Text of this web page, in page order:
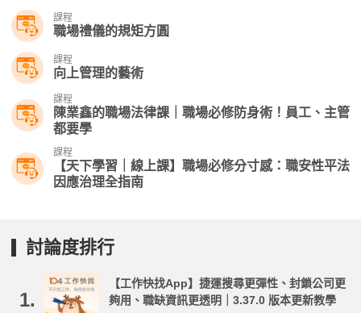
課程
職場禮儀的規矩方圓
課程
向上管理的藝術
課程
陳業鑫的職場法律課｜職場必修防身術！員工、主管
都要學
課程
【天下學習｜線上課】職場必修分寸感：職安性平法
因應治理全指南
討論度排行
1.
【工作快找App】捷運搜尋更彈性、封鎖公司更
夠用、職缺資訊更透明｜3.37.0 版本更新教學